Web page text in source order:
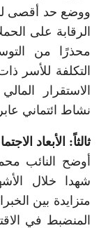
ووضع حد أقصى
الرقابة على
محذرًا من
التكلفة للأسر
الاستقرار
نشاط ائتماني
ثالثاً: الأبعاد
أوضح النائب
شهدا خلال
متزايدة بين
المنضبط في